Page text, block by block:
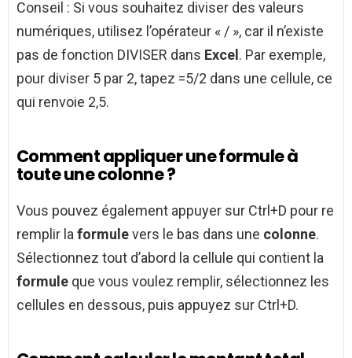
Conseil : Si vous souhaitez diviser des valeurs
numériques, utilisez l’opérateur « / », car il n’existe
pas de fonction DIVISER dans Excel . Par exemple,
pour diviser 5 par 2, tapez =5/2 dans une cellule, ce
qui renvoie 2,5.
Comment appliquer une formule à
toute une colonne ?
Vous pouvez également appuyer sur Ctrl+D pour re
remplir la formulevers le bas dans une colonne.
Sélectionnez tout d’abord la cellule qui contient la
formule que vous voulez remplir, sélectionnez les
cellules en dessous, puis appuyez sur Ctrl+D.